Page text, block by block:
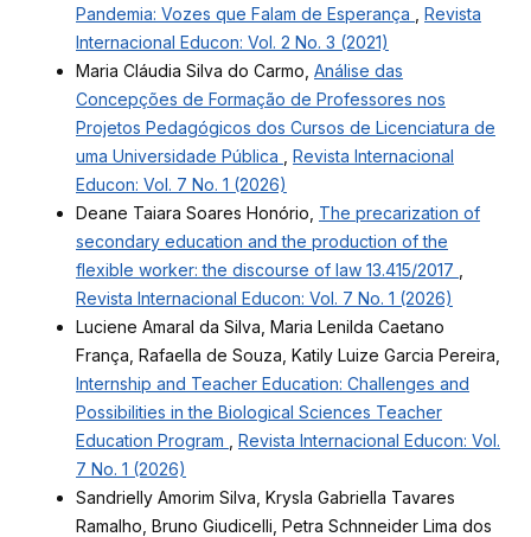
Pandemia: Vozes que Falam de Esperança
Revista
Internacional Educon: Vol. 2 No. 3 (2021)
Maria Cláudia Silva do Carmo, Análise das
Concepções de Formação de Professores nos
Projetos Pedagógicos dos Cursos de Licenciatura de
uma Universidade Pública
Revista Internacional
Educon: Vol. 7 No. 1 (2026)
Deane Taiara Soares Honório, The precarization of
secondary education and the production of the
flexible worker: the discourse of law 13.415/2017
Revista Internacional Educon: Vol. 7 No. 1 (2026)
Luciene Amaral da Silva, Maria Lenilda Caetano
França, Rafaella de Souza, Katily Luize Garcia Pereira,
Internship and Teacher Education: Challenges and
Possibilities in the Biological Sciences Teacher
Education Program
Revista Internacional Educon: Vol.
7 No. 1 (2026)
Sandrielly Amorim Silva, Krysla Gabriella Tavares
Ramalho, Bruno Giudicelli, Petra Schnneider Lima dos